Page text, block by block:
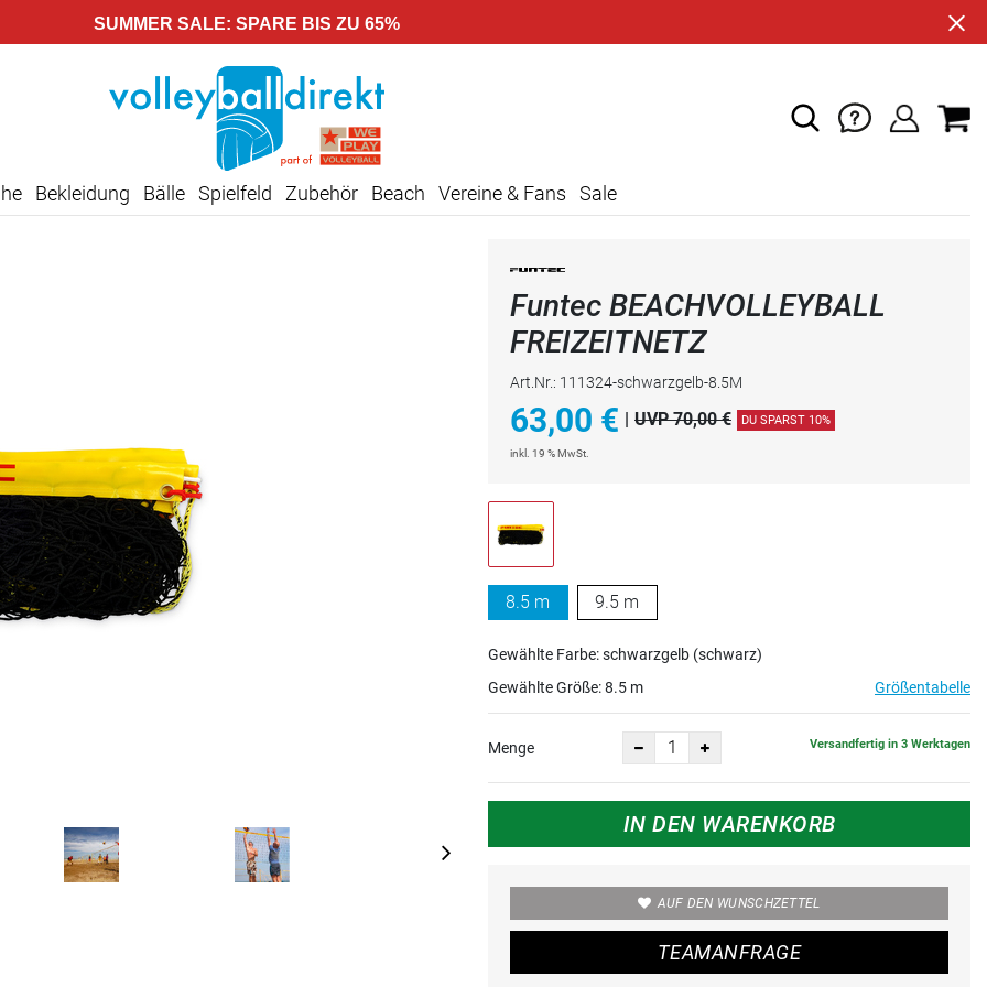
SUMMER SALE: SPARE BIS ZU 65%
Bekleidung Bälle Spielfeld Zubehör Beach Vereine & Fans Sale
Funtec BEACHVOLLEYBALL
FREIZEITNETZ
Art.Nr.: 111324-schwarzgelb-8.5M
63,00 € UVP 70,00 € DU SPARST 10%
inkl. 19 % MwSt.
8.5 m 9.5 m
Gewählte Farbe: schwarzgelb (schwarz)
Gewählte Größe:8.5 m Größentabelle
Menge Versandfertig in 3 Werktagen
IN DEN WARENKORB
AUF DEN WUNSCHZETTEL
TEAMANFRAGE